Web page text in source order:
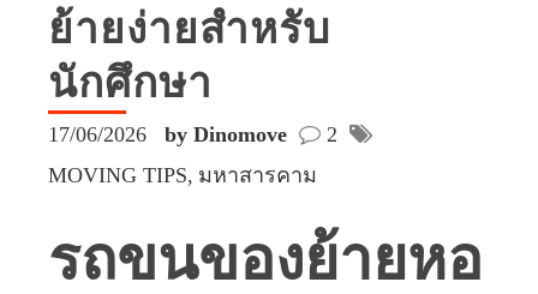
ย้ายง่ายสำหรับ
นักศึกษา
17/06/2026 by Dinomove
2
MOVING TIPS มหาสารคาม
รถขนของย้ายหอ